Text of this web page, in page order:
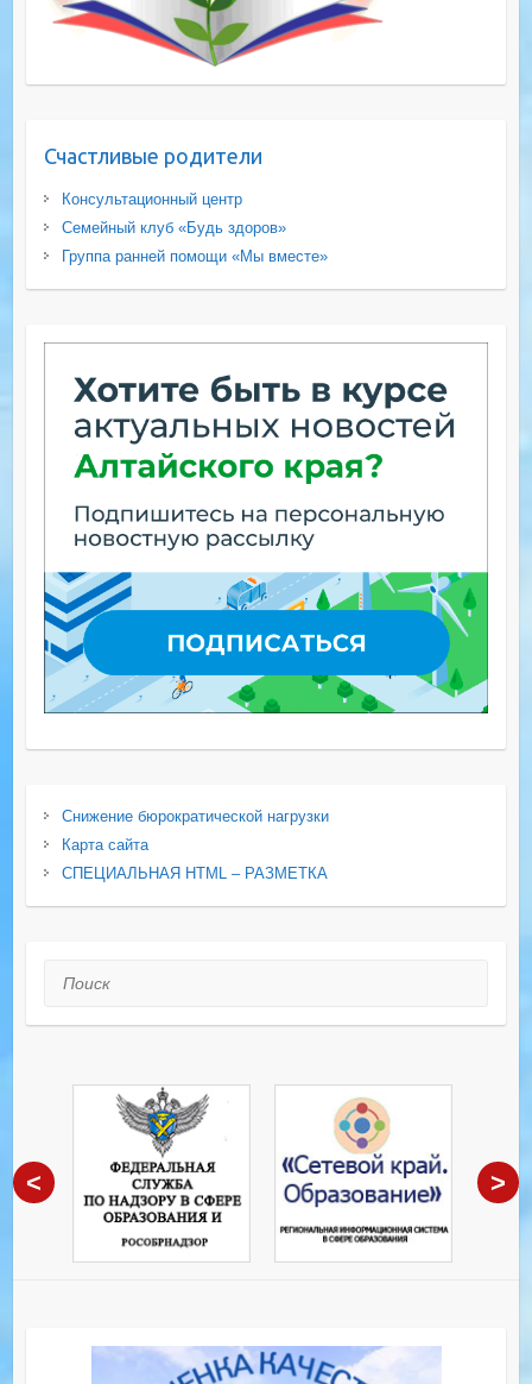
Счастливые родители
Консультационный центр
Семейный клуб «Будь здоров»
Группа ранней помощи «Мы вместе»
Снижение бюрократической нагрузки
Карта сайта
СПЕЦИАЛЬНАЯ HTML – РАЗМЕТКА
Поиск
< >